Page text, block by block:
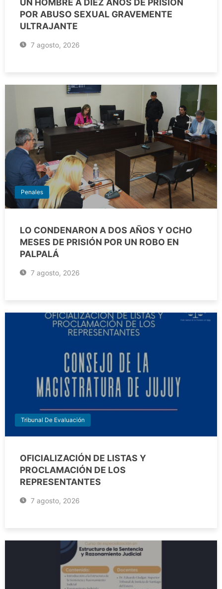
UN HOMBRE A DIEZ AÑOS DE PRISIÓN
POR ABUSO SEXUAL GRAVEMENTE
ULTRAJANTE
7 agosto, 2026
Penales
LO CONDENARON A DOS AÑOS Y OCHO
MESES DE PRISIÓN POR UN ROBO EN
PALPALÁ
7 agosto, 2026
Tribunal De Evaluación
OFICIALIZACIÓN DE LISTAS Y
PROCLAMACIÓN DE LOS
REPRESENTANTES
7 agosto, 2026